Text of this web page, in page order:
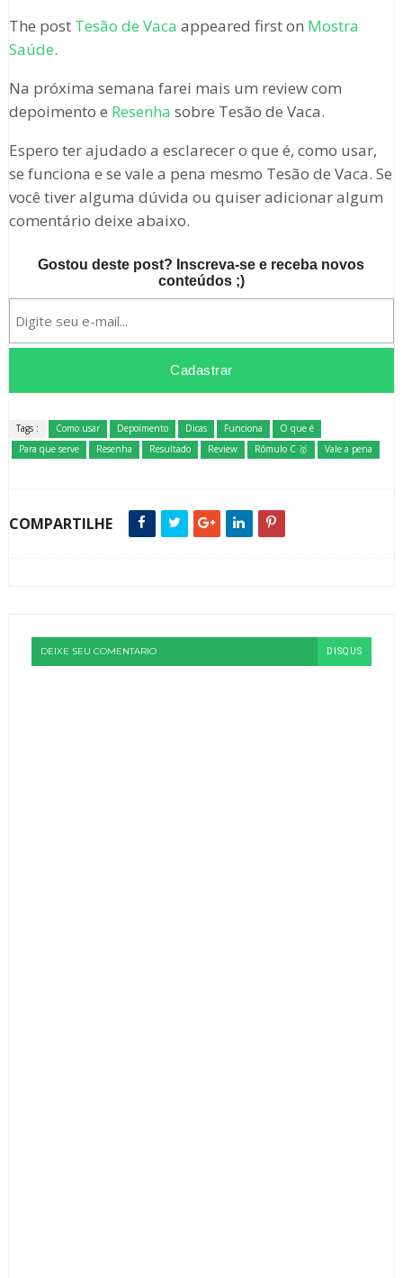
The post Tesão de Vaca appeared first on Mostra
Saúde.
Na próxima semana farei mais um review com
depoimento e Resenha sobre Tesão de Vaca.
Espero ter ajudado a esclarecer o que é, como usar,
se funciona e se vale a pena mesmo Tesão de Vaca. Se
você tiver alguma dúvida ou quiser adicionar algum
comentário deixe abaixo.
Gostou deste post? Inscreva-se e receba novos
conteúdos ;)
Tags : Como usar Depoimento Dicas Funciona
O que é
Para que serve
Resenha Resultado Review Rômulo C 🥇 Vale a pena
COMPARTILHE
DEIXE SEU COMENTARIO DISQUS